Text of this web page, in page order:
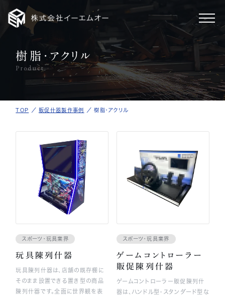
ホーム
製作事例
事業案内
会社情報
採用情報
新着情報
無料見積りを依頼
樹脂・アクリル
Product
TOP ／ 販促什器製作事例 ／樹脂・アクリル
スポーツ・玩具業界
玩具陳列什器
玩具陳列什器は、店舗の既存棚に
そのまま設置できる置き型の商品
陳列什器です。全面に世界観を表
スポーツ・玩具業界
ゲームコントローラー
販促陳列什器
ゲームコントローラー販促陳列什
器は、ハンドル型・スタンダード型な